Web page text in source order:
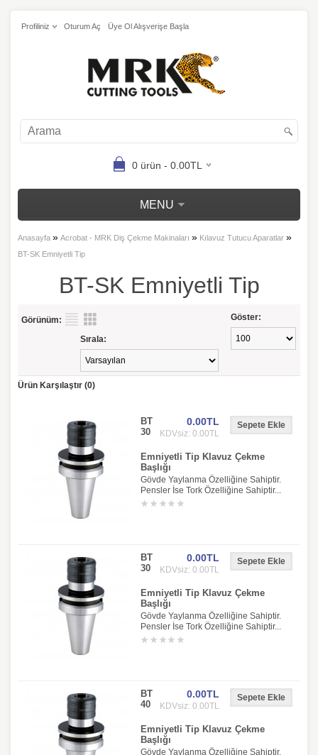
Profiliniz Oturum Aç Üye Ol Alışverişe Başla
0 ürün - 0.00TL
MENU
Anasayfa » Acrobat - MRK Diş Çekme Makinaları » Kılavuz Tutucu Aparatlar »
BT-SK Emniyetli Tip
BT-SK Emniyetli Tip
Görünüm: Göster:
Sırala:
Ürün Karşılaştır (0)
0.00TL
KDVsiz: 0.00TL
BT
30
Emniyetli Tip Klavuz Çekme
Başlığı
Gövde Yaylanma Özelliğine Sahiptir.
Pensler İse Tork Özelliğine Sahiptir...
0.00TL
KDVsiz: 0.00TL
BT
30
Emniyetli Tip Klavuz Çekme
Başlığı
Gövde Yaylanma Özelliğine Sahiptir.
Pensler İse Tork Özelliğine Sahiptir...
0.00TL
KDVsiz: 0.00TL
BT
40
Emniyetli Tip Klavuz Çekme
Başlığı
Gövde Yaylanma Özelliğine Sahiptir.